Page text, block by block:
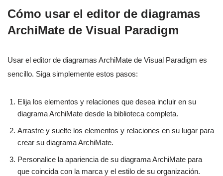
Cómo usar el editor de diagramas
ArchiMate de Visual Paradigm
Usar el editor de diagramas ArchiMate de Visual Paradigm es
sencillo. Siga simplemente estos pasos:
Elija los elementos y relaciones que desea incluir en su
diagrama ArchiMate desde la biblioteca completa.
Arrastre y suelte los elementos y relaciones en su lugar para
crear su diagrama ArchiMate.
Personalice la apariencia de su diagrama ArchiMate para
que coincida con la marca y el estilo de su organización.